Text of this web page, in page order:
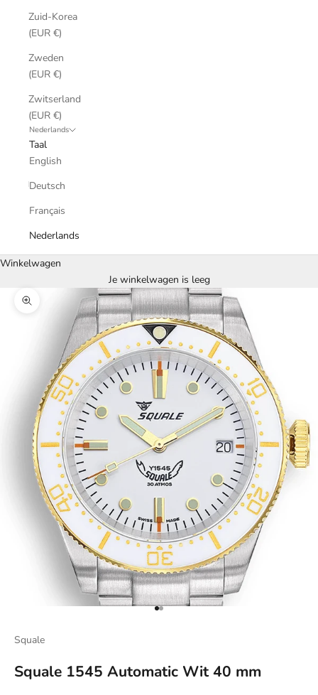
Zuid-Korea
(EUR €)
Zweden
(EUR €)
Zwitserland
(EUR €)
Nederlands
Taal
English
Deutsch
Français
Nederlands
Winkelwagen
Je winkelwagen is leeg
In-/uitzoomen
Naar artikel 1
Naar artikel 2
Squale
Squale 1545 Automatic Wit 40 mm